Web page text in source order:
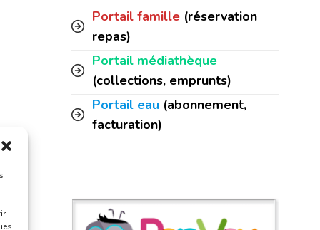
Portail famille (réservation
repas)
Portail médiathèque
(collections, emprunts)
Portail eau (abonnement,
facturation)